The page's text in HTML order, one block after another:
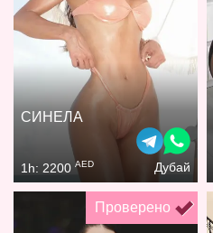
СИНЕЛА
1h: 2200 AED Дубай
Проверено